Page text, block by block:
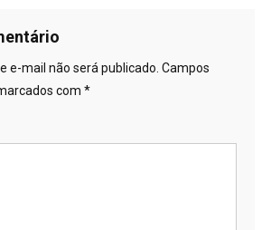
e-mail não será publicado. Campos
com *